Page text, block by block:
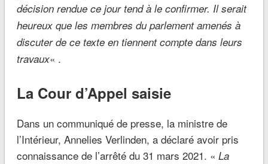
décision rendue ce jour tend à le confirmer. Il serait
heureux que les membres du parlement amenés à
discuter de ce texte en tiennent compte dans leurs
travaux« .
La Cour d’Appel saisie
Dans un communiqué de presse, la ministre de
l’Intérieur, Annelies Verlinden, a déclaré avoir pris
connaissance de l’arrêté du 31 mars 2021. « La